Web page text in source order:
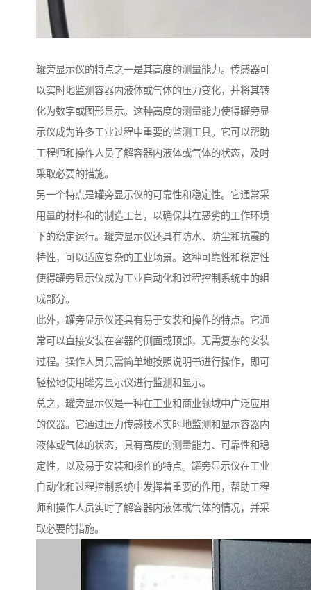
罐旁显示仪的特点之一是其高度的测量能力。传感器可
以实时地监测容器内液体或气体的压力变化，并将其转
化为数字或图形显示。这种高度的测量能力使得罐旁显
示仪成为许多工业过程中重要的监测工具。它可以帮助
工程师和操作人员了解容器内液体或气体的状态，及时
采取必要的措施。
另一个特点是罐旁显示仪的可靠性和稳定性。它通常采
用量的材料和的制造工艺，以确保其在恶劣的工作环境
下的稳定运行。罐旁显示仪还具有防水、防尘和抗震的
特性，可以适应复杂的工业场景。这种可靠性和稳定性
使得罐旁显示仪成为工业自动化和过程控制系统中的组
成部分。
此外，罐旁显示仪还具有易于安装和操作的特点。它通
常可以直接安装在容器的侧面或顶部，无需复杂的安装
过程。操作人员只需简单地按照说明书进行操作，即可
轻松地使用罐旁显示仪进行监测和显示。
总之，罐旁显示仪是一种在工业和商业领域中广泛应用
的仪器。它通过压力传感技术实时地监测和显示容器内
液体或气体的状态，具有高度的测量能力、可靠性和稳
定性，以及易于安装和操作的特点。罐旁显示仪在工业
自动化和过程控制系统中发挥着重要的作用，帮助工程
师和操作人员实时了解容器内液体或气体的情况，并采
取必要的措施。